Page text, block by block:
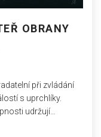
OBRANY
při zvládání
s uprchlíky.
udržují